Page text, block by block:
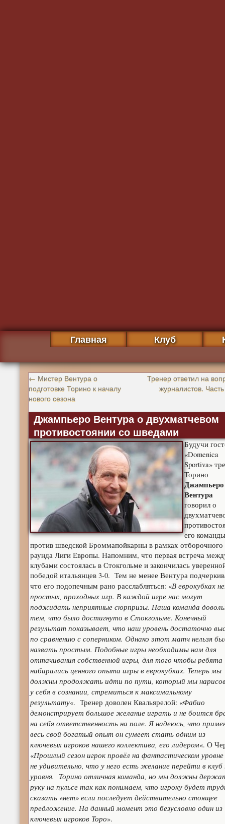
Главная Клуб
← Мистер Вентура о
подготовке Торино к началу
нового сезона
Тренер ответил на
журналистов.
Джампьеро Вентура о двухматчевом
противостоянии со шведами
Будучи
«Domenica
Sportiva»
Торино
Джампьеро
Вентура
говорил о
его команды
против шведской Броммапойкарны в рамках отборочного
раунда Лиги Европы. Напомним, что первая встреча
клубами состоялась в Стокгольме и закончилась
победой итальянцев 3-0. Тем не менее Вентура
что его подопечным рано расслабляться: «В еврокубках
простых, проходных игр. В каждой игре нас могут
поджидать неприятные сюрпризы. Наша команда
тем, что было достигнуто в Стокгольме. Конечный
результат показывает, что наш уровень достаточно
по сравнению с соперником. Однако этот матч нельзя
назвать простым. Подобные игры необходимы нам для
оттачивания собственной игры, для того чтобы ребята
набирались ценного опыта игры в еврокубках. Теперь мы
должны продолжать идти по пути, который мы
у себя в сознании, стремиться к максимальному
результату«. Тренер доволен Квальярелой: «Фабио
демонстрирует большое желание играть и не боится
на себя ответственность на поле. Я надеюсь, что
весь свой богатый опыт он сумеет стать одним из
ключевых игроков нашего коллектива, его лидером«. О
«Прошлый сезон игрок провёл на фантастическом
не удивительно, что у него есть желание перейти в
уровня. Торино отличная команда, но мы должны
руку на пульсе так как понимаем, что игроку будет
сказать «нет» если последует действительно стоящее
предложение. На данный момент это безусловно один из
ключевых игроков Торо».